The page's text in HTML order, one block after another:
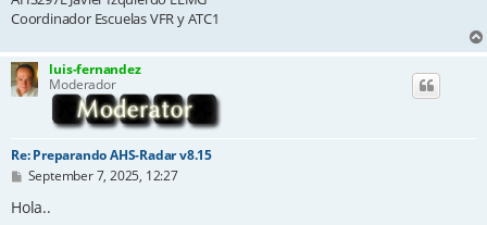
Coordinador Escuelas VFR y ATC1
luis-fernandez
Moderador
Re: Preparando AHS-Radar v8.15
P
s
September 7, 2025, 12:27
Hola..